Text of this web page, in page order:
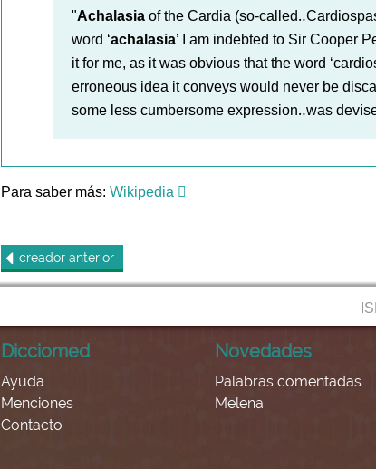
"Achalasia of the Cardia (so-
word ‘achalasia’ I am indebted to Sir Cooper
it for me, as it was obvious that the word
erroneous idea it conveys would never be
some less cumbersome expression‥was
Para saber más: Wikipedia
creador anterior
Dicciomed
Ayuda
Menciones
Contacto
Novedades
Palabras comentadas
Melena